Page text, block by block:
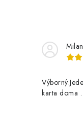
karta doma .